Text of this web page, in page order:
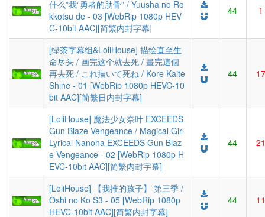
什么”我“勇者的肋骨” / Yuusha no Ro
kkotsu de - 03 [WebRip 1080p HEV
C-10bit AAC][简繁内封字幕]
44 1
[绿茶字幕组&LoliHouse] 描绘直至生
命尽头 / 画完这个就去死 / 畫完這個
再去死 / これ描いて死ね / Kore Kaite
Shine - 01 [WebRip 1080p HEVC-10
bit AAC][简繁日内封字幕]
44 17
[LoliHouse] 魔法少女奈叶 EXCEEDS
Gun Blaze Vengeance / Magical Girl
Lyrical Nanoha EXCEEDS Gun Blaz
e Vengeance - 02 [WebRip 1080p H
EVC-10bit AAC][简繁内封字幕]
44 21
[LoliHouse] 【我推的孩子】 第三季 /
Oshi no Ko S3 - 05 [WebRip 1080p
HEVC-10bit AAC][简繁内封字幕]
44 11